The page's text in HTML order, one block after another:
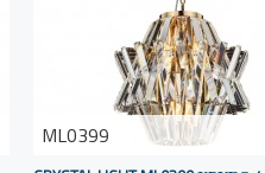
ML0399